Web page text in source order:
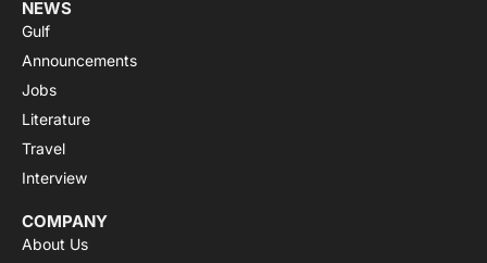
NEWS
Gulf
Announcements
Jobs
Literature
Travel
Interview
COMPANY
About Us